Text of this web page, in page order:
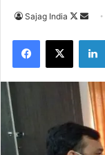
Sajag India
Follow
Send
email
Facebook
X